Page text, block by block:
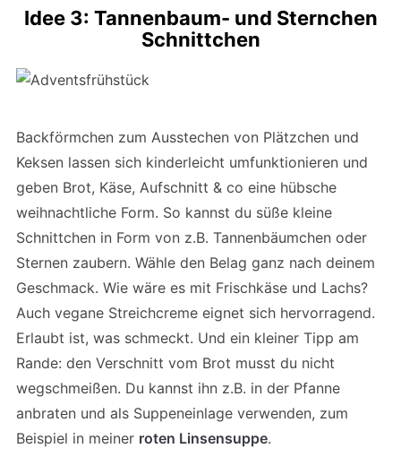
Idee 3: Tannenbaum- und Sternchen
Schnittchen
Backförmchen zum Ausstechen von Plätzchen und
Keksen lassen sich kinderleicht umfunktionieren und
geben Brot, Käse, Aufschnitt & co eine hübsche
weihnachtliche Form. So kannst du süße kleine
Schnittchen in Form von z.B. Tannenbäumchen oder
Sternen zaubern. Wähle den Belag ganz nach deinem
Geschmack. Wie wäre es mit Frischkäse und Lachs?
Auch vegane Streichcreme eignet sich hervorragend.
Erlaubt ist, was schmeckt. Und ein kleiner Tipp am
Rande: den Verschnitt vom Brot musst du nicht
wegschmeißen. Du kannst ihn z.B. in der Pfanne
anbraten und als Suppeneinlage verwenden, zum
Beispiel in meiner roten Linsensuppe.